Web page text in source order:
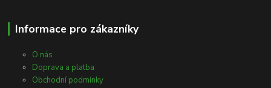
Informace pro zákazníky
O nás
Doprava a platba
Obchodní podmínky